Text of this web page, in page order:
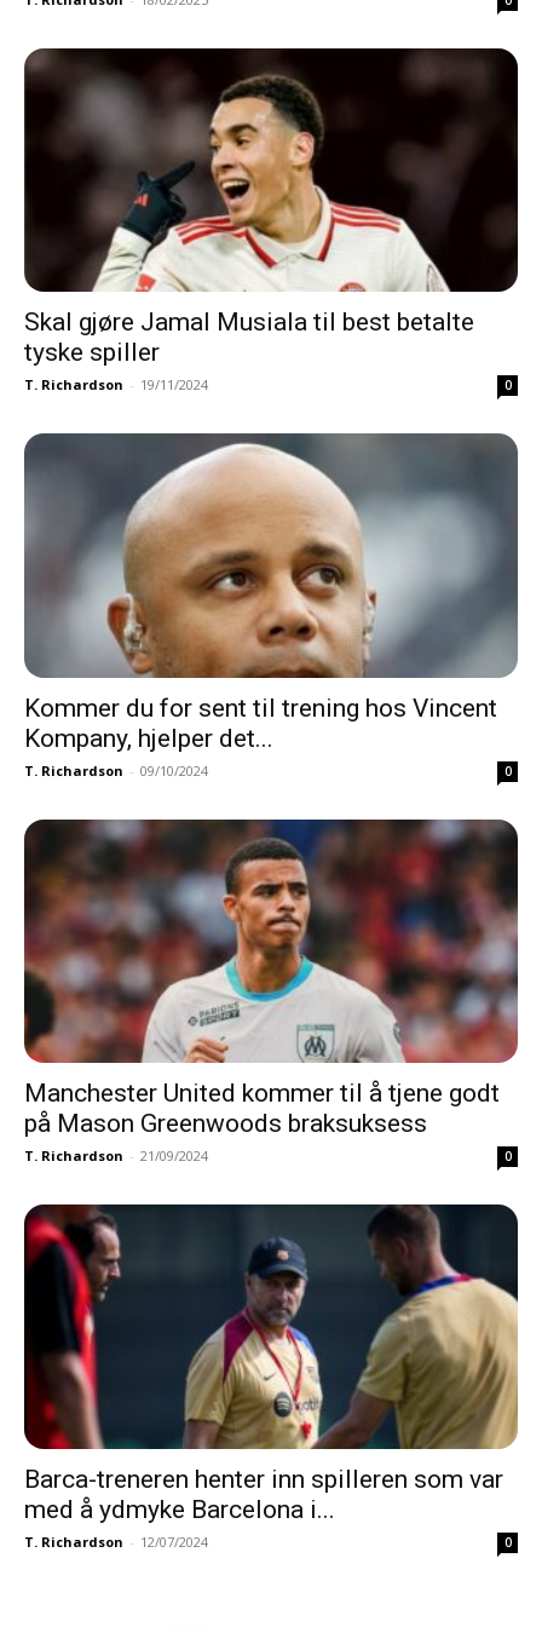
Skal gjøre Jamal Musiala til best betalte
tyske spiller
T. Richardson - 19/11/2024 0
Kommer du for sent til trening hos Vincent
Kompany, hjelper det...
T. Richardson - 09/10/2024 0
Manchester United kommer til å tjene godt
på Mason Greenwoods braksuksess
T. Richardson - 21/09/2024 0
Barca-treneren henter inn spilleren som var
med å ydmyke Barcelona i...
T. Richardson - 12/07/2024 0